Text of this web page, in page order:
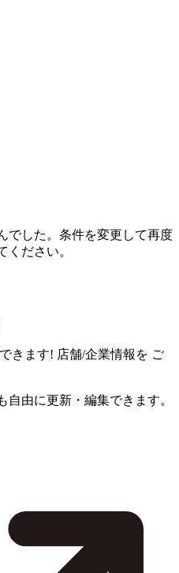
でした。条件を変更して再度
ください。
きます! 店舗/企業情報を ご
由に更新・編集できます。